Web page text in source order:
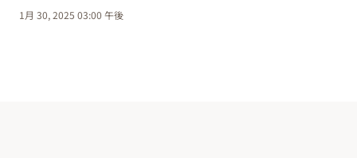
1月 30, 2025 03:00 午後